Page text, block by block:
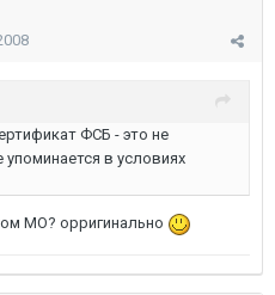
ФСБ - это не
в условиях
МО? орригинально